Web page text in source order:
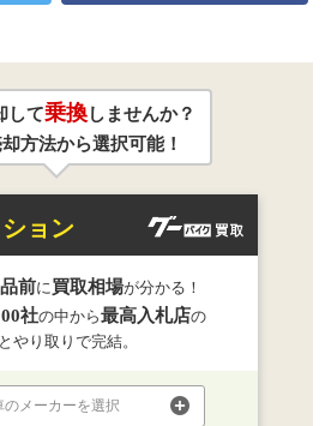
して乗換しませんか？
方法から選択可能！
ョン
前に 買取相場が分かる！
社の中から最高入札店の
やり取りで完結。
のメーカーを選択